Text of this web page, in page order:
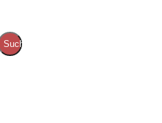
Suche